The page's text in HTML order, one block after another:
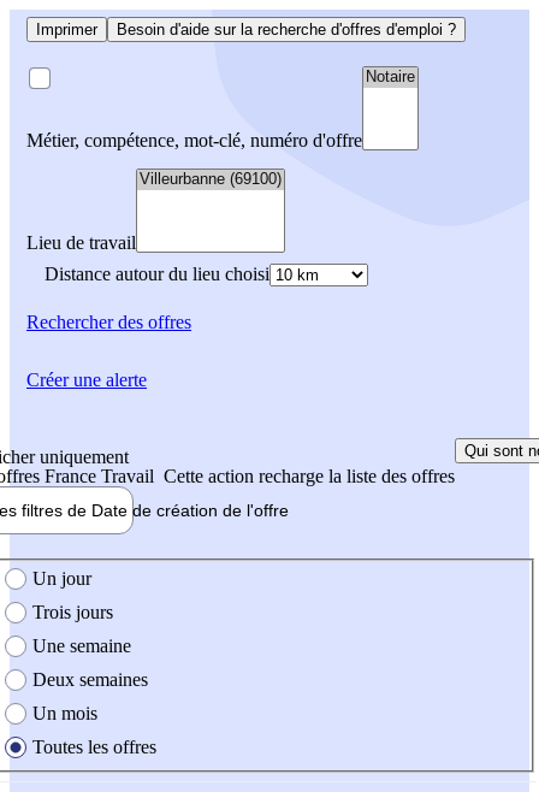
Imprimer Besoin d'aide sur la recherche d'offres d'emploi ?
Métier, compétence, mot-clé, numéro d'offre
Lieu de travail
Distance autour du lieu choisi
Rechercherdes offres
uniquement
France Travail Cette action recharge la liste des offres
Qui sont
filtres de Date de création de l'offre
création de l'offre
Un jour
Trois jours
Une semaine
Deux semaines
Un mois
Toutes les offres
Créer une alerte